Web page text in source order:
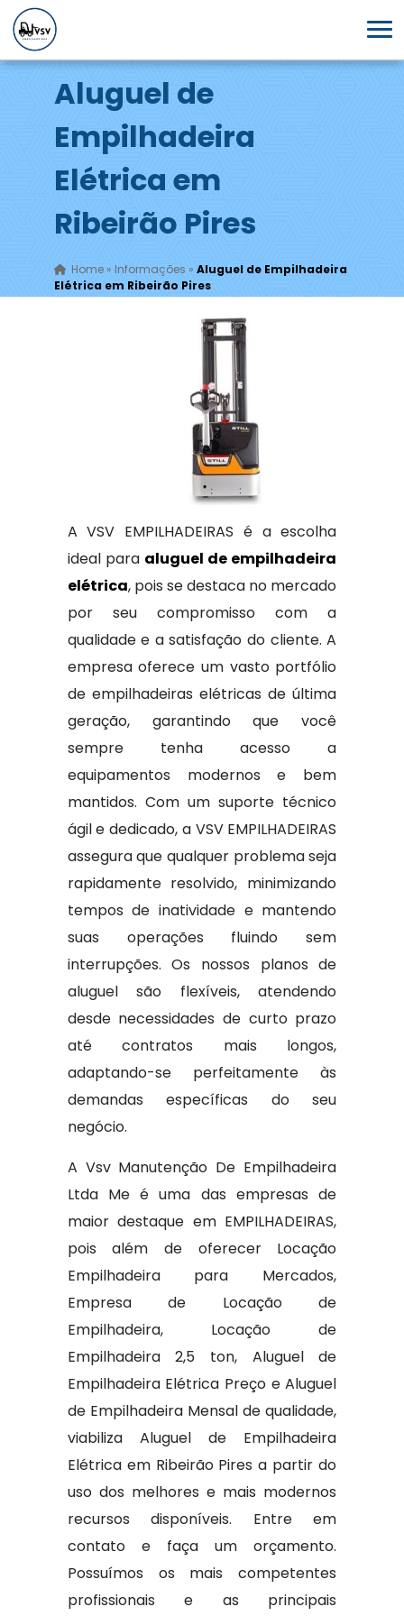
Aluguel de
Empilhadeira
Elétrica em
Ribeirão Pires
Home» Informações » Aluguel de Empilhadeira
Elétrica em Ribeirão Pires
A VSV EMPILHADEIRAS é a escolha
ideal para aluguel de empilhadeira
elétrica, pois se destaca no mercado
por seu compromisso com a
qualidade e a satisfação do cliente. A
empresa oferece um vasto portfólio
de empilhadeiras elétricas de última
geração, garantindo que você
sempre tenha acesso a
equipamentos modernos e bem
mantidos. Com um suporte técnico
ágil e dedicado, a VSV EMPILHADEIRAS
assegura que qualquer problema seja
rapidamente resolvido, minimizando
tempos de inatividade e mantendo
suas operações fluindo sem
interrupções. Os nossos planos de
aluguel são flexíveis, atendendo
desde necessidades de curto prazo
até contratos mais longos,
adaptando-se perfeitamente às
demandas específicas do seu
negócio.
A Vsv Manutenção De Empilhadeira
Ltda Me é uma das empresas de
maior destaque em EMPILHADEIRAS,
pois além de oferecer Locação
Empilhadeira para Mercados,
Empresa de Locação de
Empilhadeira, Locação de
Empilhadeira 2,5 ton, Aluguel de
Empilhadeira Elétrica Preço e Aluguel
de Empilhadeira Mensal de qualidade,
viabiliza Aluguel de Empilhadeira
Elétrica em Ribeirão Pires a partir do
uso dos melhores e mais modernos
recursos disponíveis. Entre em
contato e faça um orçamento.
Possuímos os mais competentes
profissionais e as principais